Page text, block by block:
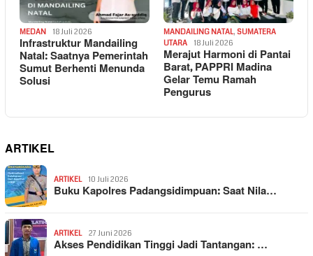
MEDAN 18 Juli 2026
Infrastruktur Mandailing
Natal: Saatnya Pemerintah
Sumut Berhenti Menunda
Solusi
MANDAILING NATAL, SUMATERA
UTARA
18 Juli 2026
Merajut Harmoni di Pantai
Barat, PAPPRI Madina
Gelar Temu Ramah
Pengurus
ARTIKEL
ARTIKEL 10 Juli 2026
Buku Kapolres Padangsidimpuan: Saat Nila…
ARTIKEL 27 Juni 2026
Akses Pendidikan Tinggi Jadi Tantangan: …